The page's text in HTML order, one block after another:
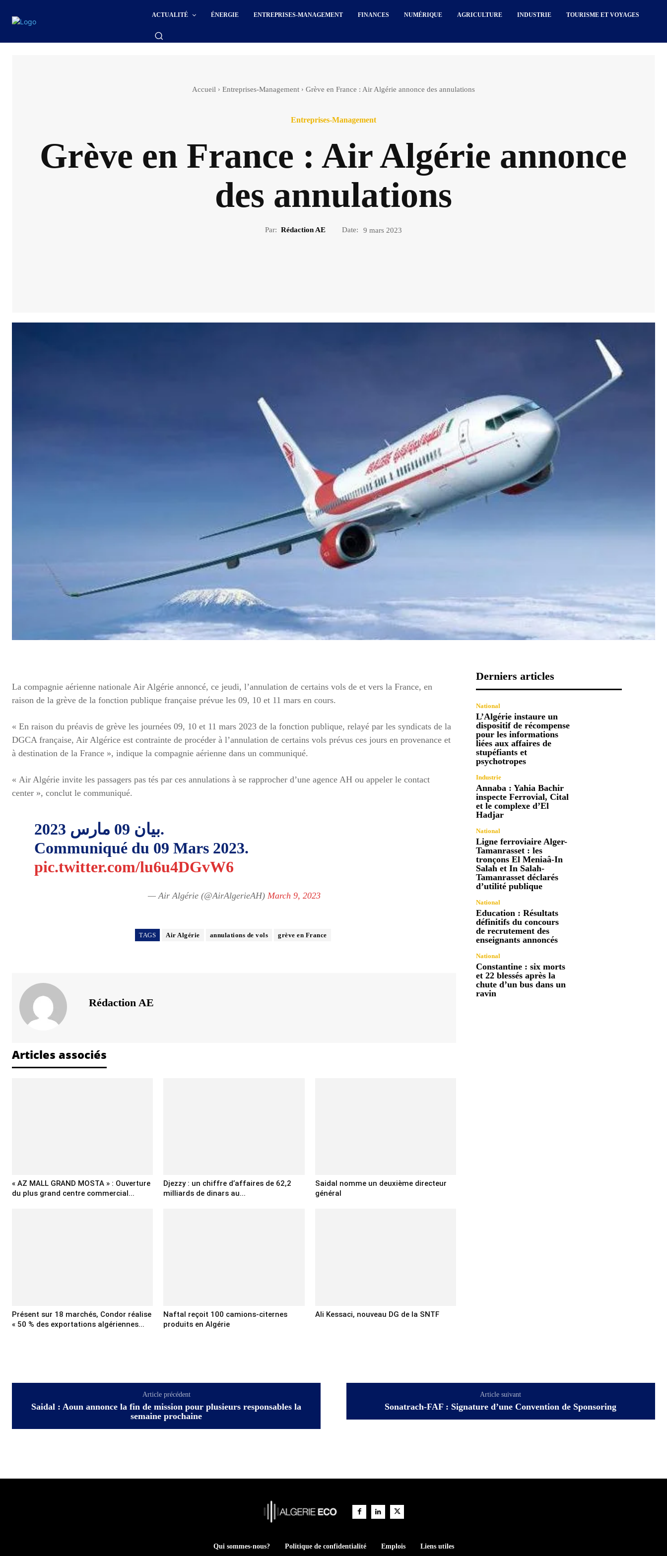
ACTUALITÉ ÉNERGIE ENTREPRISES-MANAGEMENT FINANCES NUMÉRIQUE AGRICULTURE INDUSTRIE TOURISME ET VOYAGES
Accueil Entreprises-Management Grève en France : Air Algérie annonce des annulations
Entreprises-Management
Grève en France : Air Algérie annonce
des annulations
Par: Rédaction AE Date: 9 mars 2023
La compagnie aérienne nationale Air Algérie annoncé, ce jeudi, l’annulation de certains vols de et vers la France, en
raison de la grève de la fonction publique française prévue les 09, 10 et 11 mars en cours.
« En raison du préavis de grève les journées 09, 10 et 11 mars 2023 de la fonction publique, relayé par les syndicats de la
DGCA française, Air Algérice est contrainte de procéder à l’annulation de certains vols prévus ces jours en provenance et
à destination de la France », indique la compagnie aérienne dans un communiqué.
« Air Algérie invite les passagers pas tés par ces annulations à se rapprocher d’une agence AH ou appeler le contact
center », conclut le communiqué.
بيان 09 مارس 2023.
Communiqué du 09 Mars 2023.
pic.twitter.com/lu6u4DGvW6
— Air Algérie (@AirAlgerieAH) March 9, 2023
TAGS Air Algérie annulations de vols grève en France
Rédaction AE
Articles associés
« AZ MALL GRAND MOSTA » : Ouverture
du plus grand centre commercial...
Djezzy : un chiffre d’affaires de 62,2
milliards de dinars au...
Saidal nomme un deuxième directeur
général
Présent sur 18 marchés, Condor réalise
« 50 % des exportations algériennes...
Naftal reçoit 100 camions-citernes
produits en Algérie
Ali Kessaci, nouveau DG de la SNTF
Derniers articles
National
L’Algérie instaure un
dispositif de récompense
pour les informations
liées aux affaires de
stupéfiants et
psychotropes
Industrie
Annaba : Yahia Bachir
inspecte Ferrovial, Cital
et le complexe d’El
Hadjar
National
Ligne ferroviaire Alger-
Tamanrasset : les
tronçons El Meniaâ-In
Salah et In Salah-
Tamanrasset déclarés
d’utilité publique
National
Education : Résultats
définitifs du concours
de recrutement des
enseignants annoncés
National
Constantine : six morts
et 22 blessés après la
chute d’un bus dans un
ravin
Article précédent
Saidal : Aoun annonce la fin de mission pour plusieurs responsables la
semaine prochaine
Article suivant
Sonatrach-FAF : Signature d’une Convention de Sponsoring
Qui sommes-nous? Politique de confidentialité Emplois Liens utiles